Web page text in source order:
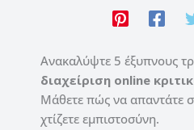
Ανακαλύψτε 5 έξυπνους
διαχείριση online
Μάθετε πώς να απαντάτε
χτίζετε εμπιστοσύνη.